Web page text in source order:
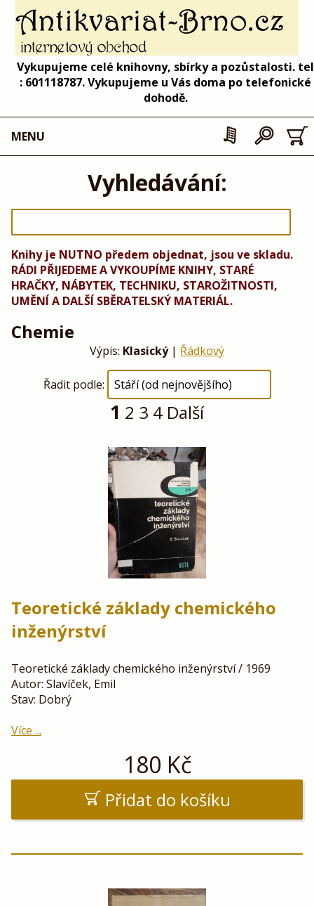
Vykupujeme celé knihovny, sbírky a pozůstalosti. tel
: 601118787. Vykupujeme u Vás doma po telefonické
dohodě.
MENU
Vyhledávání:
Knihy je NUTNO předem objednat, jsou ve skladu.
RÁDI PŘIJEDEME A VYKOUPÍME KNIHY, STARÉ
HRAČKY, NÁBYTEK, TECHNIKU, STAROŽITNOSTI,
UMĚNÍ A DALŠÍ SBĚRATELSKÝ MATERIÁL.
Chemie
Výpis: Klasický| Řádkový
Řadit podle:
1 2 3 4 Další
Teoretické základy chemického
inženýrství
Teoretické základy chemického inženýrství / 1969
Autor: Slavíček, Emil
Stav: Dobrý
Více ...
180 Kč
Přidat do košíku